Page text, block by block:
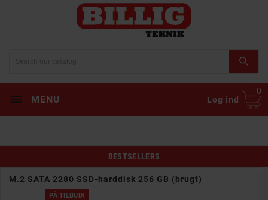
MENU Log ind
0
BESTSELLERS
M.2 SATA 2280 SSD-harddisk 256 GB (brugt)
PÅ TILBUD!